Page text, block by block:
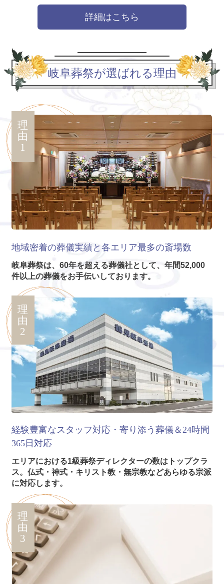
詳細はこちら
岐阜葬祭が選ばれる理由
理
由
1
地域密着の葬儀実績と各エリア最多の斎場数
岐阜葬祭は、60年を超える葬儀社として、年間52,000
件以上の葬儀をお手伝いしております。
理
由
2
経験豊富なスタッフ対応・寄り添う葬儀＆24時間
365日対応
エリアにおける1級葬祭ディレクターの数はトップクラ
ス。仏式・神式・キリスト教・無宗教などあらゆる宗派
に対応します。
理
由
3